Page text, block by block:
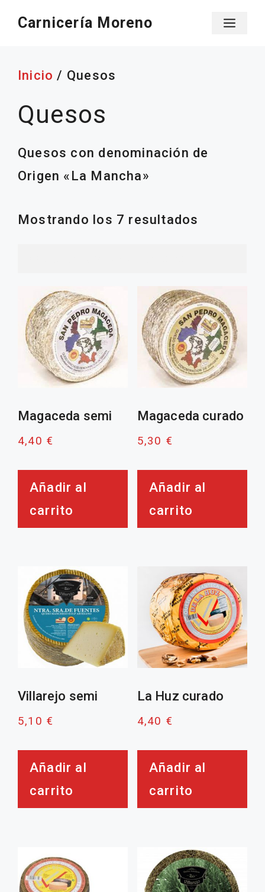
Carnicería Moreno
Inicio / Quesos
Quesos
Quesos con denominación de
Origen «La Mancha»
Mostrando los 7 resultados
Magaceda semi
4,40 €
Añadir al
carrito
Magaceda curado
5,30 €
Añadir al
carrito
Villarejo semi
5,10 €
Añadir al
carrito
La Huz curado
4,40 €
Añadir al
carrito